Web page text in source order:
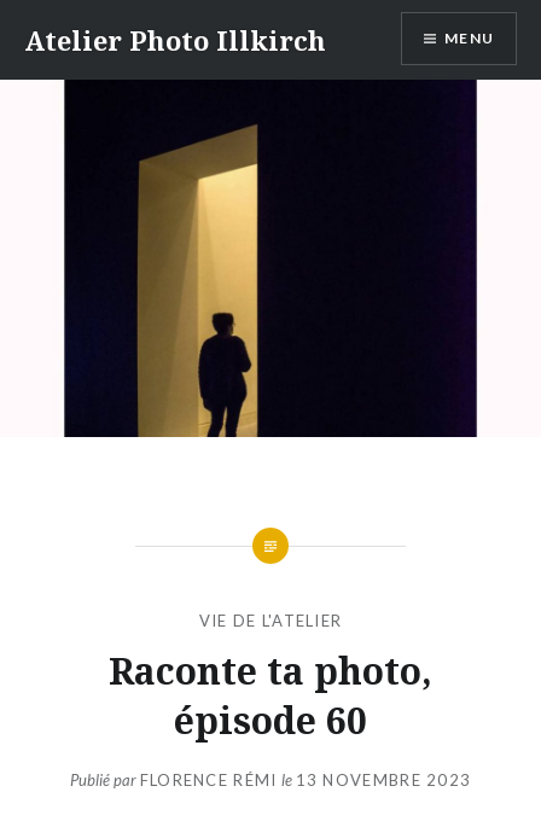
contenu
Atelier Photo Illkirch MENU
VIE DE L'ATELIER
Raconte ta photo,
épisode 60
Publié parFLORENCE RÉMI le 13 NOVEMBRE 2023